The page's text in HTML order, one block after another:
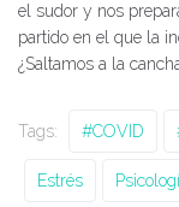
el sudor y nos
partido en el que la
¿Saltamos a la
Tags: #COVID
Estrés